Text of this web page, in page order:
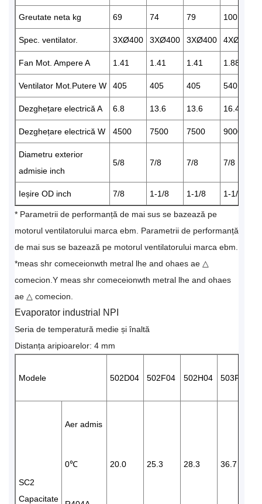
Greutate neta kg 69 74 79 100
Spec. ventilator. 3XØ400 3XØ400 3XØ400 4XØ400
Fan Mot. Ampere A 1.41 1.41 1.41 1.88
Ventilator Mot.Putere W 405 405 405 540
Dezghețare electrică A 6.8 13.6 13.6 16.4
Dezghețare electrică W 4500 7500 7500 9000
Diametru exterior
admisie inch
5/8 7/8 7/8 7/8
Ieșire OD inch 7/8 1-1/8 1-1/8 1-1/8
* Parametrii de performanță de mai sus se bazează pe
motorul ventilatorului marca ebm. Parametrii de performanță
de mai sus se bazează pe motorul ventilatorului marca ebm.
*meas shr comeceionwth metral lhe and ohaes ae △
comecion.Y meas shr comeceionwth metral lhe and ohaes
ae △ comecion.
Evaporator industrial NPI
Seria de temperatură medie și înaltă
Distanța aripioarelor: 4 mm
Modele 502D04 502F04 502H04 503F04
SC2
Capacitate
Aer admis
0℃ 20.0 25.3 28.3 36.7